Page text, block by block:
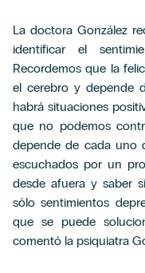
La doctora González
identificar el
Recordemos que la
el cerebro y depende
habrá situaciones
que no podemos
depende de cada uno
escuchados por un
desde afuera y saber
sólo sentimientos
que se puede
comentó la psiquiatra